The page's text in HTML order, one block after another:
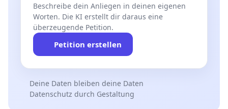
Beschreibe dein Anliegen in deinen eigenen
Worten. Die KI erstellt dir daraus eine
überzeugende Petition.
Petition erstellen
Deine Daten bleiben deine Daten
Datenschutz durch Gestaltung